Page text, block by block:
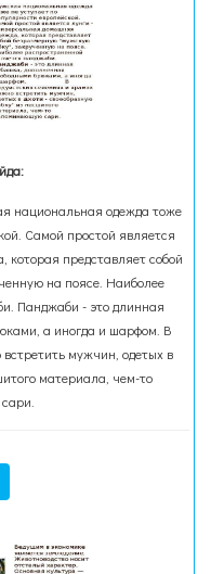
национальная одежда тоже
Самой простой является
представляет собой
на поясе. Наиболее
Панджаби - это длинная
а иногда и шарфом. В
мужчин, одетых в
материала, чем-то